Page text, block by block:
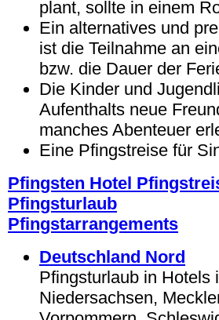
plant, sollte in einem
Ein alternatives und
ist die Teilnahme an
bzw. die Dauer der
Die Kinder und
Aufenthalts neue
manches Abenteuer
Eine Pfingstreise für
Pfingsten Hotel
Pfingsturlaub
Pfingstarrangements
Deutschland Nord
Pfingsturlaub in Hotels
Niedersachsen,